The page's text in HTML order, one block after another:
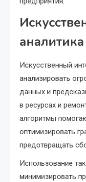
Искусственный
анализировать
данных и
в ресурсах и
алгоритмы
оптимизировать
предотвращать
Использование
минимизировать